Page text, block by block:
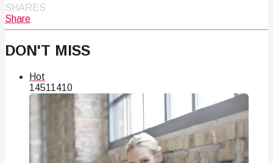
SHARES
Share
DON'T MISS
Hot
14511410